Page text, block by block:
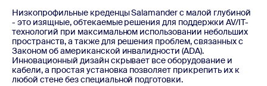
Низкопрофильные креденцы Salamander с малой глубиной
- это изящные, обтекаемые решения для поддержки AV/IT-
технологий при максимальном использовании небольших
пространств, а также для решения проблем, связанных с
Законом об американской инвалидности (ADA).
Инновационный дизайн скрывает все оборудование и
кабели, а простая установка позволяет прикрепить их к
любой стене без специальной подготовки.